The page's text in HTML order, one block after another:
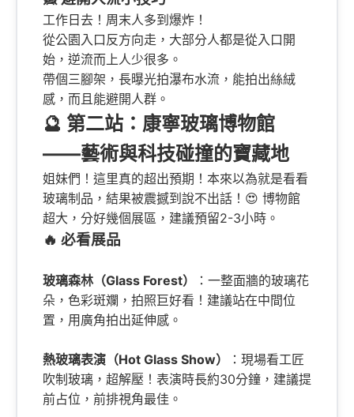
工作日去！周末人多到爆炸！
從公園入口反方向走，大部分人都是從入口開
始，逆流而上人少很多。
帶個三腳架，長曝光拍瀑布水流，能拍出絲絨
感，而且能避開人群。
🔮 第二站：康寧玻璃博物館
——藝術與科技碰撞的寶藏地
姐妹們！這里真的超出預期！本來以為就是看看
玻璃制品，結果被震撼到說不出話！😍 博物館
超大，分好幾個展區，建議預留2-3小時。
🔥 必看展品
玻璃森林（Glass Forest）
：一整面牆的玻璃花
朵，色彩斑斕，拍照巨好看！建議站在中間位
置，用廣角拍出延伸感。
熱玻璃表演（Hot Glass Show）
：現場看工匠
吹制玻璃，超解壓！表演時長約30分鐘，建議提
前占位，前排視角最佳。